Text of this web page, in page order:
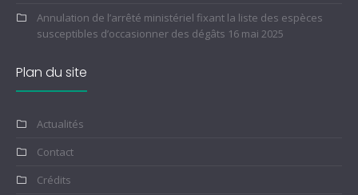
Annulation de l’arrêté ministériel fixant la liste des espèces
susceptibles d’occasionner des dégâts 16 mai 2025
Plan du site
Actualités
Contact
Crédits